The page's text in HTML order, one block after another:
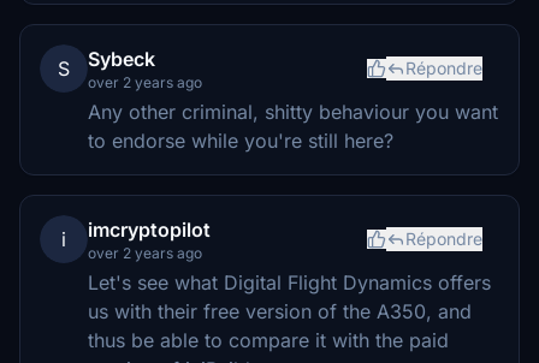
S Sybeck
over 2 years ago
Répondre
Any other criminal, shitty behaviour you want
to endorse while you're still here?
i imcryptopilot
over 2 years ago
Répondre
Let's see what Digital Flight Dynamics offers
us with their free version of the A350, and
thus be able to compare it with the paid